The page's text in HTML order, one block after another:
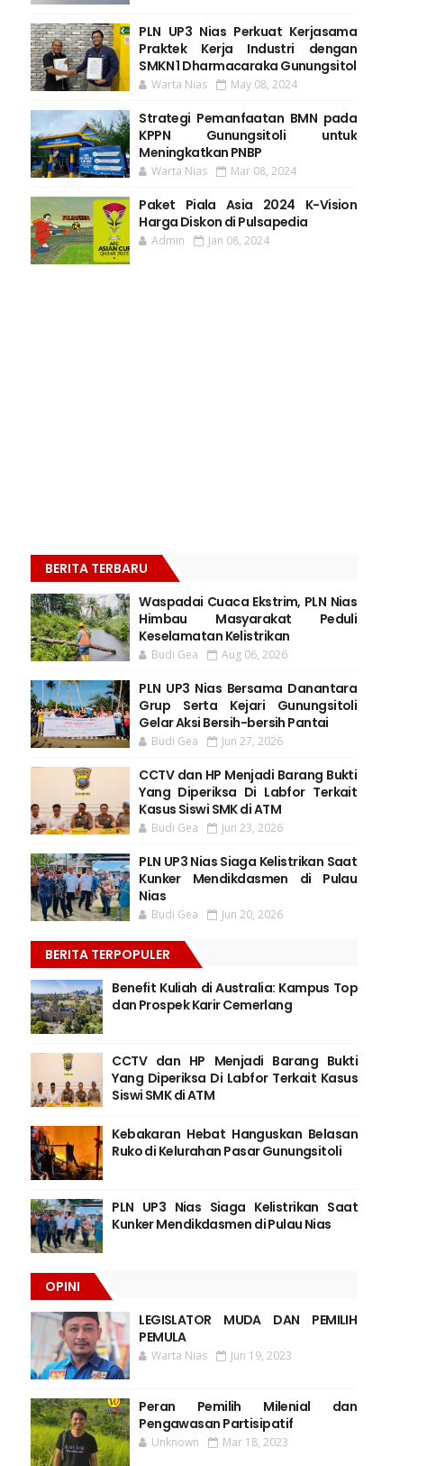
PLN UP3 Nias Perkuat Kerjasama
Praktek Kerja Industri dengan
SMKN 1 Dharmacaraka Gunungsitol
Warta Nias May 08, 2024
Strategi Pemanfaatan BMN pada
KPPN Gunungsitoli untuk
Meningkatkan PNBP
Warta Nias Mar 08, 2024
Paket Piala Asia 2024 K-Vision
Harga Diskon di Pulsapedia
Admin Jan 08, 2024
BERITA TERBARU
Waspadai Cuaca Ekstrim, PLN Nias
Himbau Masyarakat Peduli
Keselamatan Kelistrikan
Budi Gea Aug 06, 2026
PLN UP3 Nias Bersama Danantara
Grup Serta Kejari Gunungsitoli
Gelar Aksi Bersih-bersih Pantai
Budi Gea Jun 27, 2026
CCTV dan HP Menjadi Barang Bukti
Yang Diperiksa Di Labfor Terkait
Kasus Siswi SMK di ATM
Budi Gea Jun 23, 2026
PLN UP3 Nias Siaga Kelistrikan Saat
Kunker Mendikdasmen di Pulau
Nias
Budi Gea Jun 20, 2026
BERITA TERPOPULER
Benefit Kuliah di Australia: Kampus Top
dan Prospek Karir Cemerlang
CCTV dan HP Menjadi Barang Bukti
Yang Diperiksa Di Labfor Terkait Kasus
Siswi SMK di ATM
Kebakaran Hebat Hanguskan Belasan
Ruko di Kelurahan Pasar Gunungsitoli
PLN UP3 Nias Siaga Kelistrikan Saat
Kunker Mendikdasmen di Pulau Nias
OPINI
LEGISLATOR MUDA DAN PEMILIH
PEMULA
Warta Nias Jun 19, 2023
Peran Pemilih Milenial dan
Pengawasan Partisipatif
Unknown Mar 18, 2023